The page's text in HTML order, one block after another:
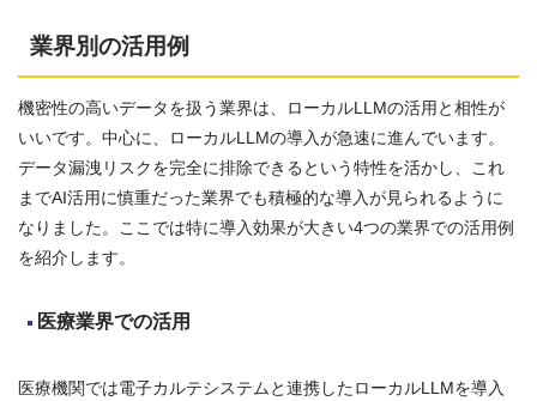
業界別の活用例
機密性の高いデータを扱う業界は、ローカルLLMの活用と相性が
いいです。中心に、ローカルLLMの導入が急速に進んでいます。
データ漏洩リスクを完全に排除できるという特性を活かし、これ
までAI活用に慎重だった業界でも積極的な導入が見られるように
なりました。ここでは特に導入効果が大きい4つの業界での活用例
を紹介します。
医療業界での活用
医療機関では電子カルテシステムと連携したローカルLLMを導入